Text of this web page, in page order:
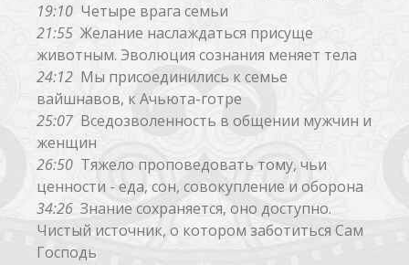
19:10 Четыре врага семьи
21:55 Желание наслаждаться присуще
животным. Эволюция сознания меняет тела
24:12 Мы присоединились к семье
вайшнавов, к Ачьюта-готре
25:07 Вседозволенность в общении мужчин и
женщин
26:50 Тяжело проповедовать тому, чьи
ценности - еда, сон, совокупление и оборона
34:26 Знание сохраняется, оно доступно.
Чистый источник, о котором заботиться Сам
Господь